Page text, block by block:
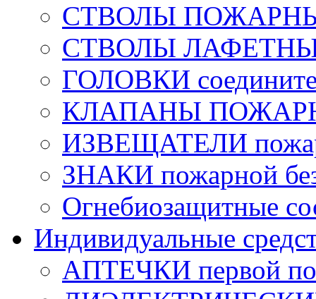
СТВОЛЫ
СТВОЛЫ
ГОЛОВКИ
КЛАПАНЫ
ИЗВЕЩАТЕЛИ
ЗНАКИ пожарной
Огнебиозащитные
Индивидуальные
АПТЕЧКИ первой